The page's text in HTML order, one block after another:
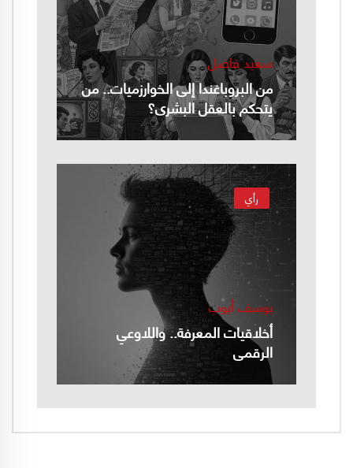
سعيد فاضل
من البروباغندا إلى الخوارزميات.. من
يتحكم بالعقل البشري؟
رأي
يوسف أيوب
أخلاقيات المعرفة.. واللاوعي
الرقمي